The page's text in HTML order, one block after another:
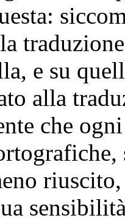
la
e su
alla
che